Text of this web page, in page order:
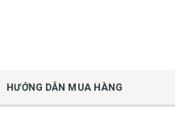
HƯỚNG DẪN MUA HÀNG